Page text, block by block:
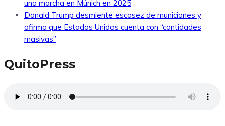
una marcha en Múnich en 2025
Donald Trump desmiente escasez de municiones y
afirma que Estados Unidos cuenta con “cantidades
masivas”
QuitoPress